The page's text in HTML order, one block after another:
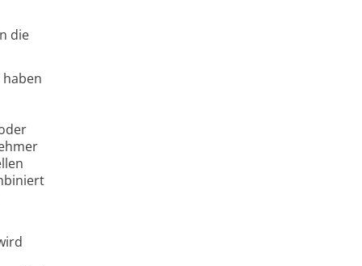
die